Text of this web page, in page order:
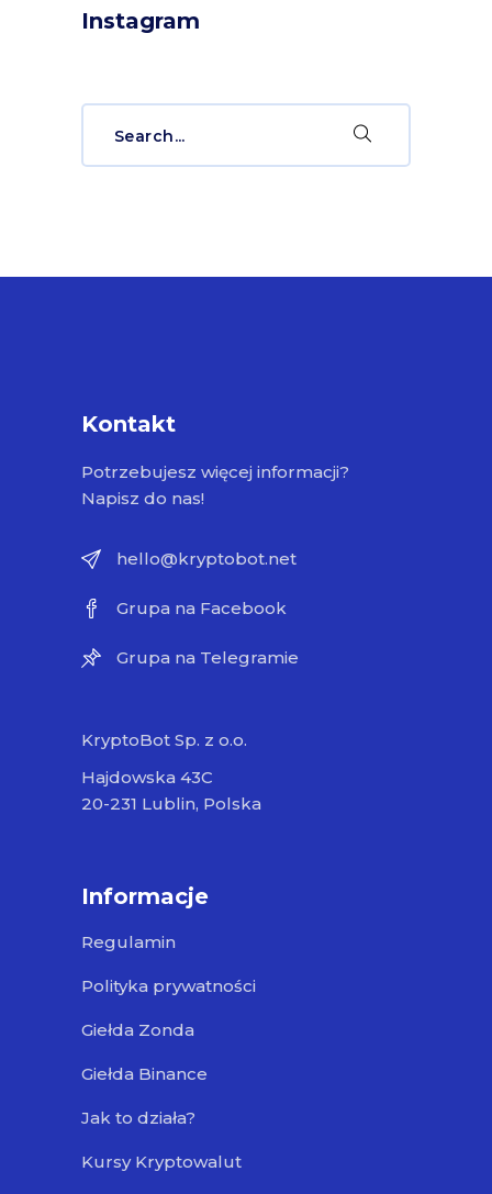
Instagram
Kontakt
Potrzebujesz więcej informacji?
Napisz do nas!
hello@kryptobot.net
Grupa na Facebook
Grupa na Telegramie
KryptoBot Sp. z o.o.
Hajdowska 43C
20-231 Lublin, Polska
Informacje
Regulamin
Polityka prywatności
Giełda Zonda
Giełda Binance
Jak to działa?
Kursy Kryptowalut